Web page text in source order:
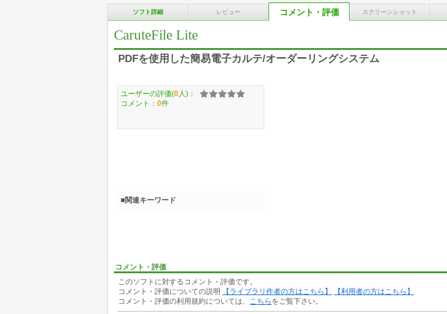
ソフト詳細 レビュー コメント・評価 スクリーンショット
CaruteFile Lite
PDFを使用した簡易電子カルテ/オーダーリングシステム
コメント・評価
このソフトに対するコメント・評価です。
コメント・評価についての説明
【ライブラリ作者の方はこちら】
【利用者の方はこちら】
コメント・評価の利用規約については、
こちら をご覧下さい。
ユーザーの評価(0 人)：
コメント： 0件
■関連キーワード